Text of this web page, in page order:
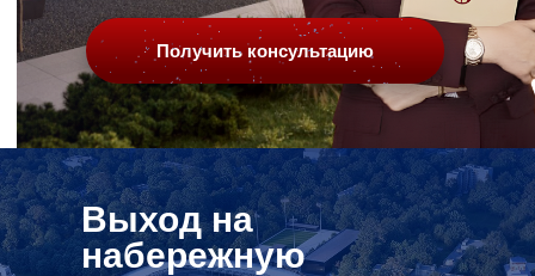
Получить консультацию
Выход на
набережную